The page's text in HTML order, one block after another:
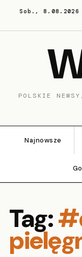
Sob., 8.08.2026
POLSKIE
Najnowsze
Tag: